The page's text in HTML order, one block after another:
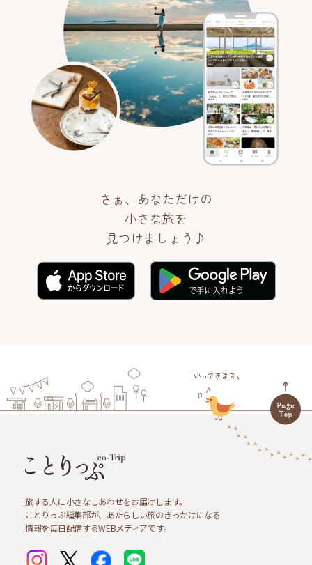
さぁ、あなただけの
小さな旅を
見つけましょう♪
旅する人に小さなしあわせをお届けします。
ことりっぷ編集部が、あたらしい旅のきっかけになる
情報を毎日配信するWEBメディアです。